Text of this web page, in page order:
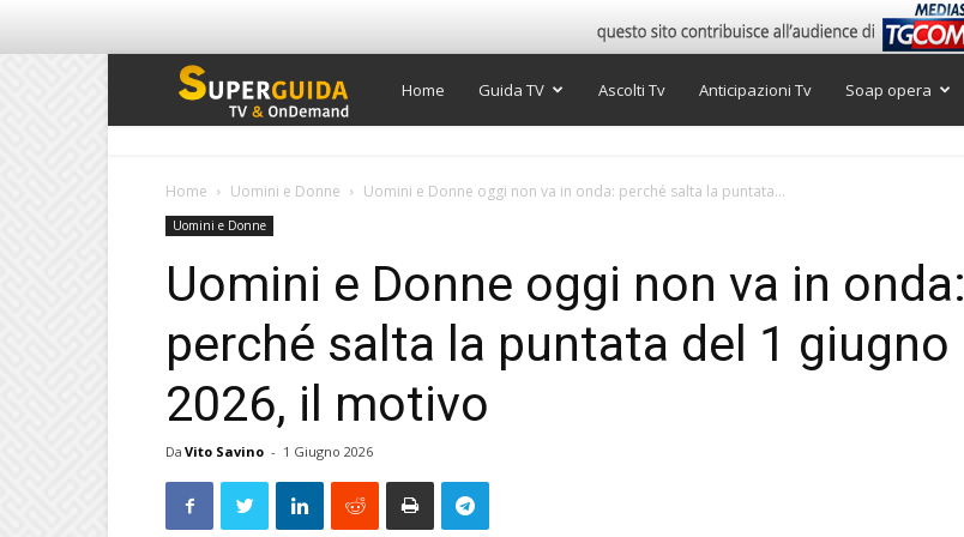
Super
Home Guida TV Ascolti Tv Anticipazioni Tv Soap opera
Home Uomini e Donne Uomini e Donne oggi non va in onda: perché salta la puntata...
Uomini e Donne
Uomini e Donne oggi non va in onda:
perché salta la puntata del 1 giugno
2026, il motivo
Da Vito Savino - 1 Giugno 2026